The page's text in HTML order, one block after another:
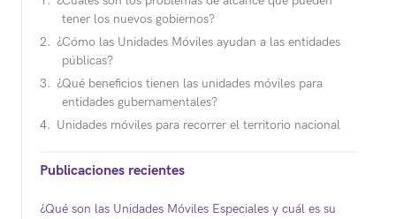
tener los nuevos gobiernos?
¿Cómo las Unidades Móviles ayudan a las entidades
públicas?
¿Qué beneficios tienen las unidades móviles para
entidades gubernamentales?
Unidades móviles para recorrer el territorio nacional
Publicaciones recientes
¿Qué son las Unidades Móviles Especiales y cuál es su